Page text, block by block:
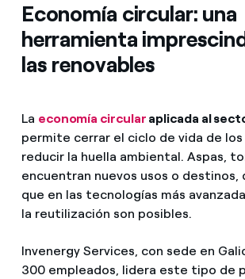
Economía circular: una
herramienta
las renovables
La economía circular aplicada al
permite cerrar el ciclo de vida de
reducir la huella ambiental. Aspas,
encuentran nuevos usos o destinos,
que en las tecnologías más
la reutilización son posibles.
Invenergy Services, con sede en
300 empleados, lidera este tipo de